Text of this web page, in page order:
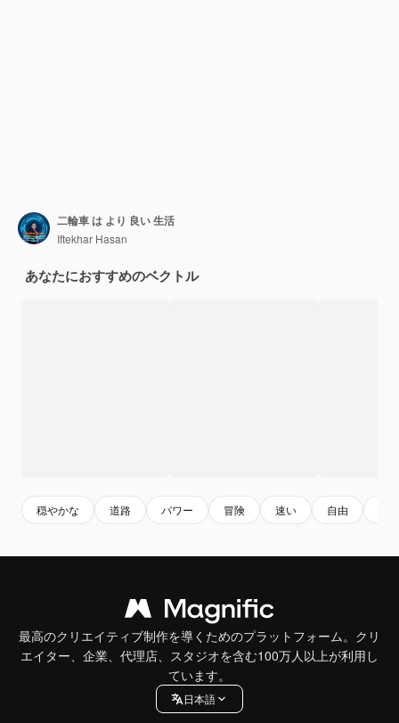
二輪車 は より 良い 生活
Iftekhar Hasan
あなたにおすすめのベクトル
穏やかな 道路 パワー 冒険 速い 自由
最高のクリエイティブ制作を導くためのプラットフォーム。クリ
エイター、企業、代理店、スタジオを含む100万人以上が利用し
ています。
日本語